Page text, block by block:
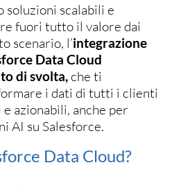
soluzioni scalabili e
fuori tutto il valore dai
scenario, l’integrazione
Data Cloud
di svolta,che ti
i dati di tutti i clienti
azionabili, anche per
AI su Salesforce.
Data Cloud?